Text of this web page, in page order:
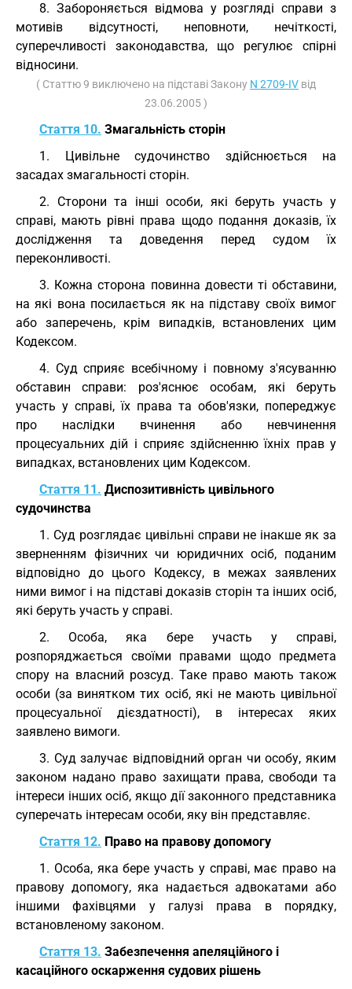
8. Забороняється відмова у розгляді справи з
мотивів відсутності, неповноти, нечіткості,
суперечливості законодавства, що регулює спірні
відносини.
( Статтю 9 виключено на підставі Закону N 2709-IV від
23.06.2005 )
Стаття 10. Змагальність сторін
1. Цивільне судочинство здійснюється на
засадах змагальності сторін.
2. Сторони та інші особи, які беруть участь у
справі, мають рівні права щодо подання доказів, їх
дослідження та доведення перед судом їх
переконливості.
3. Кожна сторона повинна довести ті обставини,
на які вона посилається як на підставу своїх вимог
або заперечень, крім випадків, встановлених цим
Кодексом.
4. Суд сприяє всебічному і повному з'ясуванню
обставин справи: роз'яснює особам, які беруть
участь у справі, їх права та обов'язки, попереджує
про наслідки вчинення або невчинення
процесуальних дій і сприяє здійсненню їхніх прав у
випадках, встановлених цим Кодексом.
Стаття 11. Диспозитивність цивільного
судочинства
1. Суд розглядає цивільні справи не інакше як за
зверненням фізичних чи юридичних осіб, поданим
відповідно до цього Кодексу, в межах заявлених
ними вимог і на підставі доказів сторін та інших осіб,
які беруть участь у справі.
2. Особа, яка бере участь у справі,
розпоряджається своїми правами щодо предмета
спору на власний розсуд. Таке право мають також
особи (за винятком тих осіб, які не мають цивільної
процесуальної дієздатності), в інтересах яких
заявлено вимоги.
3. Суд залучає відповідний орган чи особу, яким
законом надано право захищати права, свободи та
інтереси інших осіб, якщо дії законного представника
суперечать інтересам особи, яку він представляє.
Стаття 12. Право на правову допомогу
1. Особа, яка бере участь у справі, має право на
правову допомогу, яка надається адвокатами або
іншими фахівцями у галузі права в порядку,
встановленому законом.
Стаття 13. Забезпечення апеляційного і
касаційного оскарження судових рішень